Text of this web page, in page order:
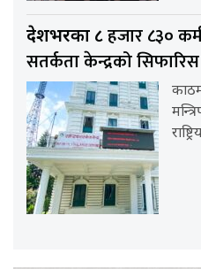
देशभरका ८हजार ८३०
सतर्कता केन्द्रको सिफारिस